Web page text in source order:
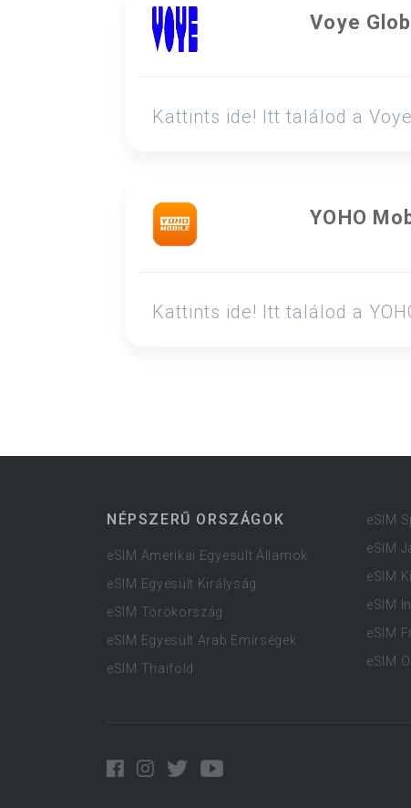
Voye
Kattints ide! Itt találod a
YOHO
Kattints ide! Itt találod a
NÉPSZERŰ ORSZÁGOK
eSIM Amerikai Egyesült Államok
eSIM Egyesült Királyság
eSIM Törökország
eSIM Egyesült Arab Emírségek
eSIM Thaiföld
eSIM
eSIM
eSIM
eSIM
eSIM
eSIM